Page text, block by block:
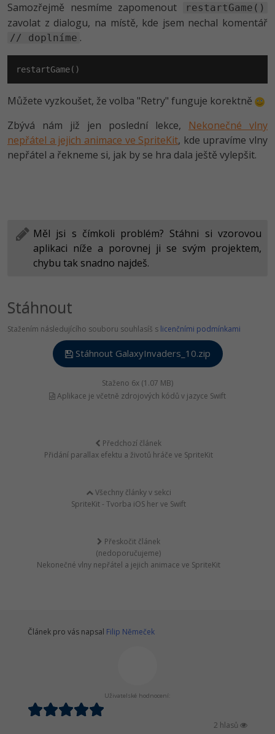
Samozřejmě nesmíme zapomenout restartGame()
zavolat z dialogu, na místě, kde jsem nechal komentář
// doplníme .
restartGame()
Můžete vyzkoušet, že volba "Retry" funguje korektně
Zbývá nám již jen poslední lekce, Nekonečné vlny
nepřátel a jejich animace ve SpriteKit, kde upravíme vlny
nepřátel a řekneme si, jak by se hra dala ještě vylepšit.
Měl jsi s čímkoli problém? Stáhni si vzorovou
aplikaci níže a porovnej ji se svým projektem,
chybu tak snadno najdeš.
Stáhnout
Stažením následujícího souboru souhlasíš s licenčními podmínkami
Stáhnout GalaxyInvaders_10.zip
Staženo 6x (1.07 MB)
Aplikace je včetně zdrojových kódů v jazyce Swift
Předchozí článek
Přidání parallax efektu a životů hráče ve SpriteKit
Všechny články v sekci
SpriteKit - Tvorba iOS her ve Swift
Přeskočit článek
(nedoporučujeme)
Nekonečné vlny nepřátel a jejich animace ve SpriteKit
Článek pro vás napsal Filip Němeček
Uživatelské hodnocení:
2 hlasů